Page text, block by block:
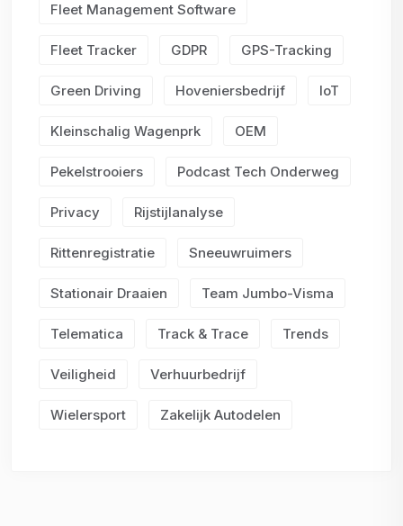
Fleet Management Software
Fleet Tracker GDPR GPS-Tracking
Green Driving Hoveniersbedrijf IoT
Kleinschalig Wagenprk OEM
Pekelstrooiers Podcast Tech Onderweg
Privacy Rijstijlanalyse
Rittenregistratie Sneeuwruimers
Stationair Draaien Team Jumbo-Visma
Telematica Track & Trace Trends
Veiligheid Verhuurbedrijf
Wielersport Zakelijk Autodelen